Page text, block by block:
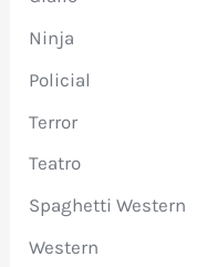
Ninja
Policial
Terror
Teatro
Spaghetti Western
Western